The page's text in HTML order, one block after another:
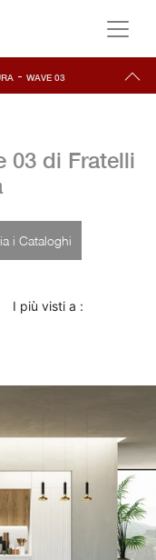
- WAVE 03
03 di Fratelli
i Cataloghi
I più visti a :